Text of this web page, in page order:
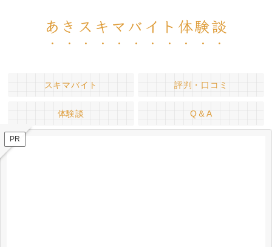
あきスキマバイト体験談
スキマバイト 評判・口コミ
体験談 Q＆A
PR